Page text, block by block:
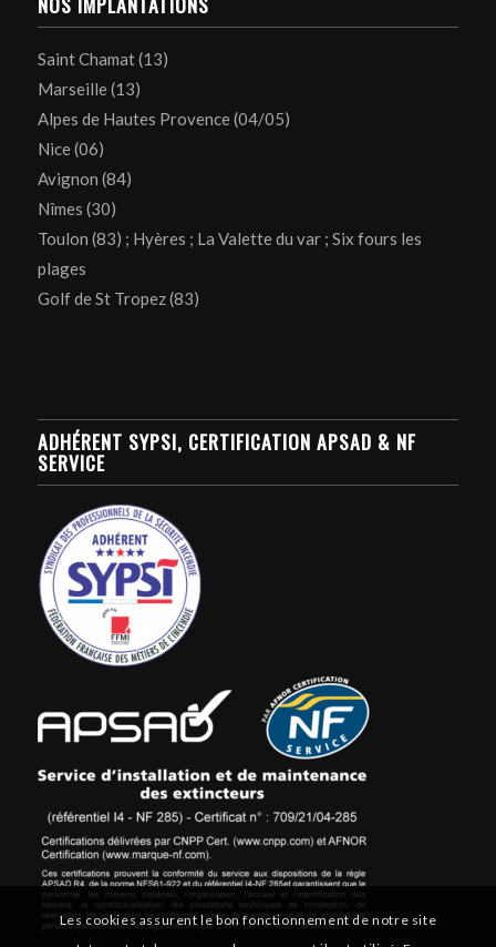
Saint Chamat (13)
Marseille (13)
Alpes de Hautes Provence (04/05)
Nice (06)
Avignon (84)
Nîmes (30)
Toulon (83) ; Hyères ; La Valette du var ; Six fours les
plages
Golf de St Tropez (83)
ADHÉRENT SYPSI, CERTIFICATION APSAD & NF
SERVICE
Les cookies assurent le bon fonctionnement de notre site